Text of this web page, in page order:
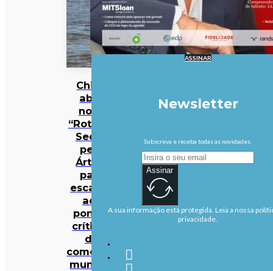
China
abre
nova
“Rota da
Seda”
pelo
Ártico
para
escapar
aos
pontos
críticos
do
comércio
mundial
ASSINAR
Newsletter
Subscreva e receba todas as novidades.
Assinar
A sua informação está protegida. Leia a nossa
privacidade.